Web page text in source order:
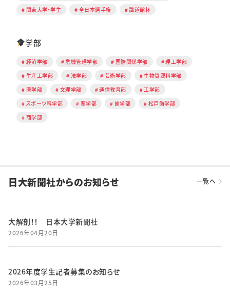
関東大学・学生
全日本選手権 講道館杯
学部
経済学部 危機管理学部 国際関係学部
理工学部
生産工学部
法学部 芸術学部
生物資源科学部
医学部
文理学部 通信教育部
工学部
スポーツ科学部
薬学部 歯学部
松戸歯学部
商学部
日大新聞社からのお知らせ 一覧へ
大解剖！！ 日本大学新聞社
2026年04月20日
2026年度学生記者募集のお知らせ
2026年03月25日